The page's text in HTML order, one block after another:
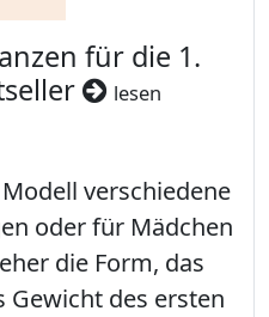
für die 1.
lesen
verschiedene
oder für Mädchen
die Form, das
Gewicht des ersten